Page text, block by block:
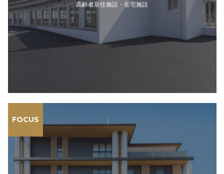
高齢者居住施設・在宅施設
FOCUS